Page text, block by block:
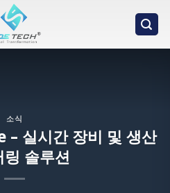
소식
실시간 장비 및 생산
솔루션